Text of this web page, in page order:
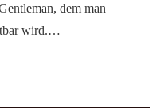
dem man
wird.…